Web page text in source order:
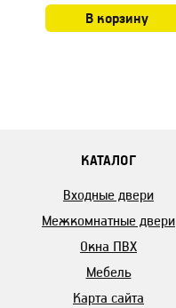
В корзину
КАТАЛОГ
Входные двери
Межкомнатные двери
Окна ПВХ
Мебель
Карта сайта